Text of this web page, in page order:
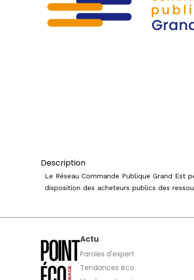
Description
Le Réseau Commande Publique Grand Est
disposition des acheteurs publics des
Actu
Paroles d'expert
Tendances éco